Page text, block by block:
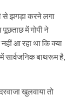
से झगड़ा करने लगा
में गोपी ने
आ रहा था कि क्या
सार्वजनिक बाथरूम है,
खुलवाया तो